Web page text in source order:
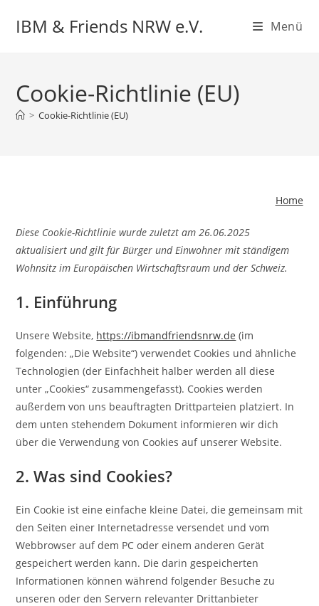
InhaltIBM & Friends NRW e.V. Menü
Cookie-Richtlinie (EU)
> Cookie-Richtlinie (EU)
Home
Diese Cookie-Richtlinie wurde zuletzt am 26.06.2025
aktualisiert und gilt für Bürger und Einwohner mit ständigem
Wohnsitz im Europäischen Wirtschaftsraum und der Schweiz.
1. Einführung
Unsere Website, https://ibmandfriendsnrw.de (im
folgenden: „Die Website“) verwendet Cookies und ähnliche
Technologien (der Einfachheit halber werden all diese
unter „Cookies“ zusammengefasst). Cookies werden
außerdem von uns beauftragten Drittparteien platziert. In
dem unten stehendem Dokument informieren wir dich
über die Verwendung von Cookies auf unserer Website.
2. Was sind Cookies?
Ein Cookie ist eine einfache kleine Datei, die gemeinsam mit
den Seiten einer Internetadresse versendet und vom
Webbrowser auf dem PC oder einem anderen Gerät
gespeichert werden kann. Die darin gespeicherten
Informationen können während folgender Besuche zu
unseren oder den Servern relevanter Drittanbieter